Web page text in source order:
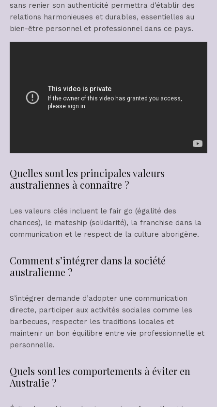
sans renier son authenticité permettra d’établir des
relations harmonieuses et durables, essentielles au
bien-être personnel et professionnel dans ce pays.
Quelles sont les principales valeurs
australiennes à connaître ?
Les valeurs clés incluent le fair go (égalité des
chances), le mateship (solidarité), la franchise dans la
communication et le respect de la culture aborigène.
Comment s’intégrer dans la société
australienne ?
S’intégrer demande d’adopter une communication
directe, participer aux activités sociales comme les
barbecues, respecter les traditions locales et
maintenir un bon équilibre entre vie professionnelle et
personnelle.
Quels sont les comportements à éviter en
Australie ?